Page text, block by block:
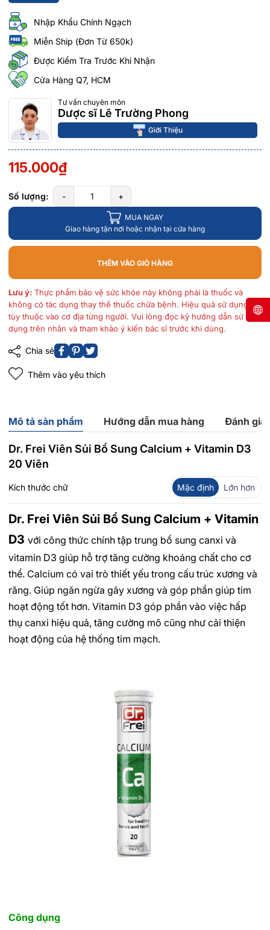
Nhập Khẩu Chính Ngạch
Miễn Ship (Đơn Từ 650k)
Được Kiểm Tra Trước Khi Nhận
Cửa Hàng Q7, HCM
Tư vấn chuyên môn
Dược sĩ Lê Trường Phong
Giới Thiệu
115.000₫
Số lượng: - +
MUA NGAY
Giao hàng tận nơi hoặc nhận tại cửa hàng
THÊM VÀO GIỎ HÀNG
Lưu ý: Thực phẩm bảo vệ sức khỏe này không phải là thuốc và
không có tác dụng thay thế thuốc chữa bệnh. Hiệu quả sử dụng
tùy thuộc vào cơ địa từng người. Vui lòng đọc kỹ hướng dẫn sử
dụng trên nhãn và tham khảo ý kiến bác sĩ trước khi dùng.
Chia sẻ
Thêm vào yêu thích
Mô tả sản phẩm Hướng dẫn mua hàng Đánh giá
Dr. Frei Viên Sủi Bổ Sung Calcium + Vitamin D3
20 Viên
Kích thước chữ Mặc định Lớn hơn
Dr. Frei Viên Sủi Bổ Sung Calcium + Vitamin
D3 với công thức chính tập trung bổ sung canxi và
vitamin D3 giúp hỗ trợ tăng cường khoáng chất cho cơ
thể. Calcium có vai trò thiết yếu trong cấu trúc xương và
răng. Giúp ngăn ngừa gãy xương và góp phần giúp tim
hoạt động tốt hơn. Vitamin D3 góp phần vào việc hấp
thụ canxi hiệu quả, tăng cường mô cũng như cải thiện
hoạt động của hệ thống tim mạch.
Công dụng